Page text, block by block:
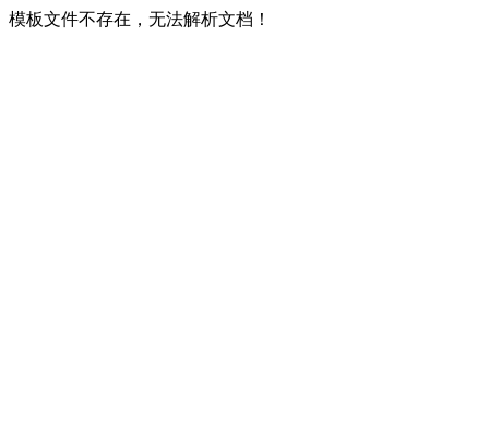
模板文件不存在，无法解析文档！